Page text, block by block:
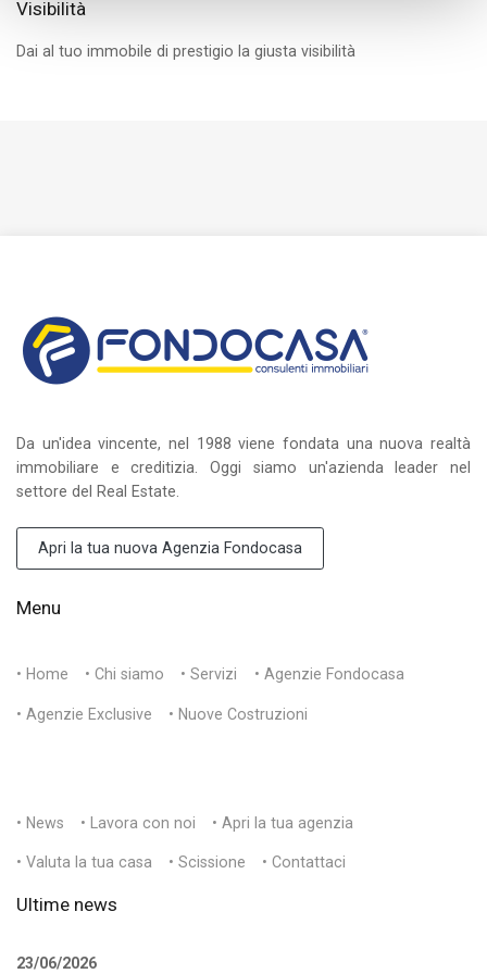
Visibilità
Dai al tuo immobile di prestigio la giusta visibilità
Da un'idea vincente, nel 1988 viene fondata una nuova realtà
immobiliare e creditizia. Oggi siamo un'azienda leader nel
settore del Real Estate.
Apri la tua nuova Agenzia Fondocasa
Menu
• Home • Chi siamo • Servizi • Agenzie Fondocasa
• Agenzie Exclusive • Nuove Costruzioni
• News • Lavora con noi • Apri la tua agenzia
• Valuta la tua casa • Scissione • Contattaci
Ultime news
23/06/2026